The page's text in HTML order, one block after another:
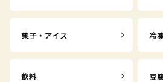
菓子・アイス 冷
飲料 豆